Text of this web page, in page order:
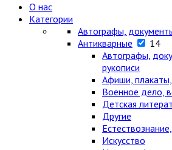
О нас
Категории
Автографы,
Антикварные
14
Автографы,
рукописи
Афиши,
Военное дело,
Детская
Другие
Искусство